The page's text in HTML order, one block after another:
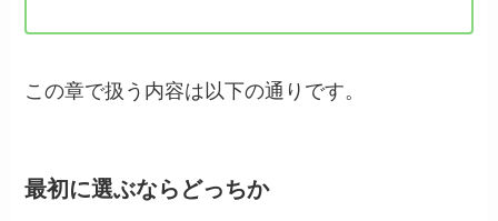
この章で扱う内容は以下の通りです。
最初に選ぶならどっちか